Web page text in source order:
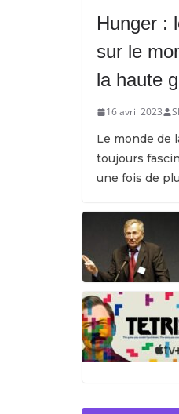
Hunger :
sur le
la haute
16 avril 2023
Le monde de
toujours
une fois de